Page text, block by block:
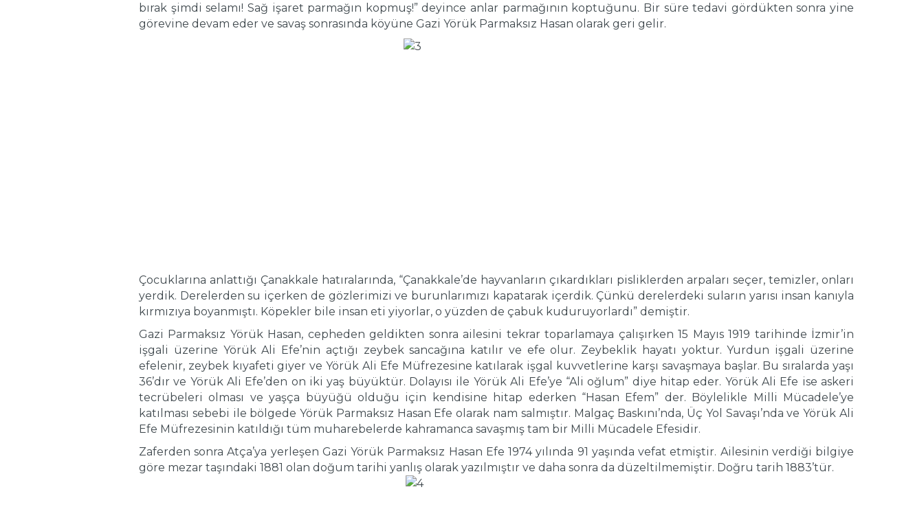
bırak şimdi selamı! Sağ işaret parmağın kopmuş!” deyince anlar parmağının koptuğunu. Bir süre tedavi gördükten sonra yine
görevine devam eder ve savaş sonrasında köyüne Gazi Yörük Parmaksız Hasan olarak geri gelir.
Çocuklarına anlattığı Çanakkale hatıralarında, “Çanakkale’de hayvanların çıkardıkları pisliklerden arpaları seçer, temizler, onları
yerdik. Derelerden su içerken de gözlerimizi ve burunlarımızı kapatarak içerdik. Çünkü derelerdeki suların yarısı insan kanıyla
kırmızıya boyanmıştı. Köpekler bile insan eti yiyorlar, o yüzden de çabuk kuduruyorlardı” demiştir.
Gazi Parmaksız Yörük Hasan, cepheden geldikten sonra ailesini tekrar toparlamaya çalışırken 15 Mayıs 1919 tarihinde İzmir’in
işgali üzerine Yörük Ali Efe’nin açtığı zeybek sancağına katılır ve efe olur. Zeybeklik hayatı yoktur. Yurdun işgali üzerine
efelenir, zeybek kıyafeti giyer ve Yörük Ali Efe Müfrezesine katılarak işgal kuvvetlerine karşı savaşmaya başlar. Bu sıralarda yaşı
36’dır ve Yörük Ali Efe’den on iki yaş büyüktür. Dolayısı ile Yörük Ali Efe’ye “Ali oğlum” diye hitap eder. Yörük Ali Efe ise askeri
tecrübeleri olması ve yaşça büyüğü olduğu için kendisine hitap ederken “Hasan Efem” der. Böylelikle Milli Mücadele’ye
katılması sebebi ile bölgede Yörük Parmaksız Hasan Efe olarak nam salmıştır. Malgaç Baskını’nda, Üç Yol Savaşı’nda ve Yörük Ali
Efe Müfrezesinin katıldığı tüm muharebelerde kahramanca savaşmış tam bir Milli Mücadele Efesidir.
Zaferden sonra Atça’ya yerleşen Gazi Yörük Parmaksız Hasan Efe 1974 yılında 91 yaşında vefat etmiştir. Ailesinin verdiği bilgiye
göre mezar taşındaki 1881 olan doğum tarihi yanlış olarak yazılmıştır ve daha sonra da düzeltilmemiştir. Doğru tarih 1883’tür.